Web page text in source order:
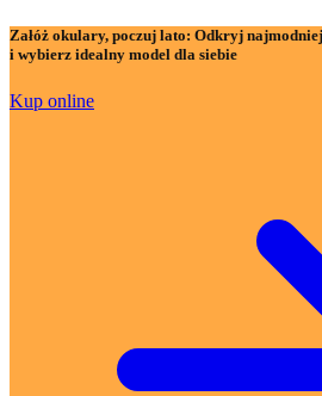
Załóż okulary, poczuj lato: Odkryj
i wybierz idealny model dla siebie
Kup online